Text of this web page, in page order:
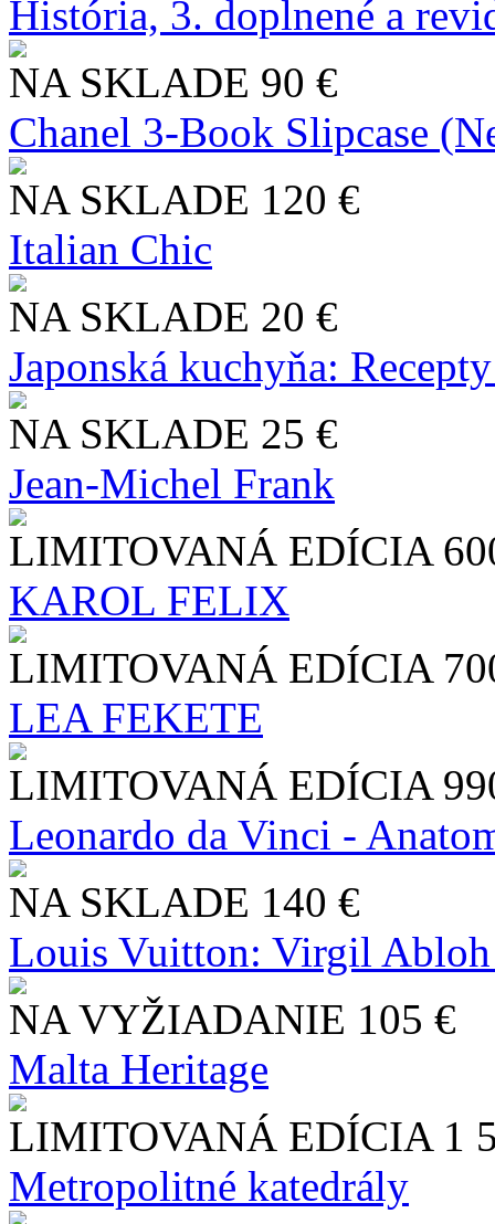
História, 3. doplnené a
NA SKLADE 90 €
Chanel 3-Book Slipcase
NA SKLADE 120 €
Italian Chic
NA SKLADE 20 €
Japonská kuchyňa:
NA SKLADE 25 €
Jean-Michel Frank
LIMITOVANÁ EDÍCIA
KAROL FELIX
LIMITOVANÁ EDÍCIA
LEA FEKETE
LIMITOVANÁ EDÍCIA
Leonardo da Vinci -
NA SKLADE 140 €
Louis Vuitton: Virgil
NA VYŽIADANIE 105 €
Malta Heritage
LIMITOVANÁ EDÍCIA 1
Metropolitné katedrály